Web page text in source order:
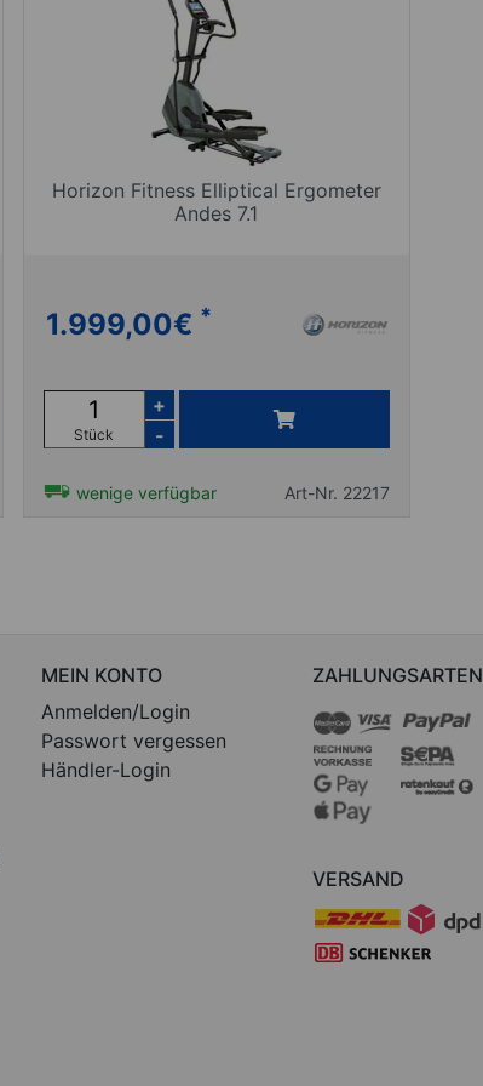
Horizon Fitness Elliptical Ergometer
Andes 7.1
1.999,00€ *
Stück
+
-
wenige verfügbar Art-Nr. 22217
MEIN KONTO
Anmelden/Login
Passwort vergessen
Händler-Login
ZAHLUNGSARTEN
VERSAND